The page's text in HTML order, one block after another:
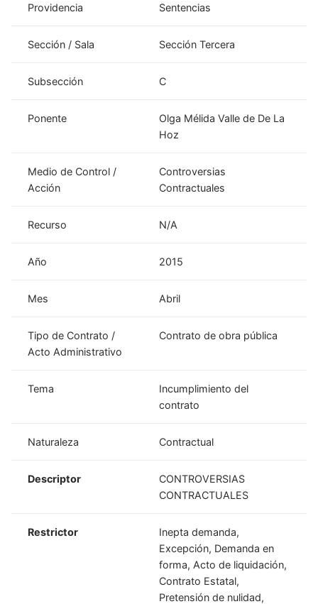
Providencia Sentencias
Sección / Sala Sección Tercera
Subsección C
Ponente
Olga Mélida Valle de De La
Hoz
Medio de Control /
Acción
Controversias
Contractuales
Recurso N/A
Año 2015
Mes Abril
Tipo de Contrato /
Acto Administrativo
Contrato de obra pública
Tema
Incumplimiento del
contrato
Naturaleza Contractual
Descriptor
CONTROVERSIAS
CONTRACTUALES
Restrictor
Inepta demanda,
Excepción, Demanda en
forma, Acto de liquidación,
Contrato Estatal,
Pretensión de nulidad,